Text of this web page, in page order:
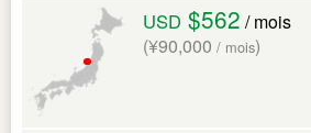
USD $562 / mois
(¥90,000 / mois)